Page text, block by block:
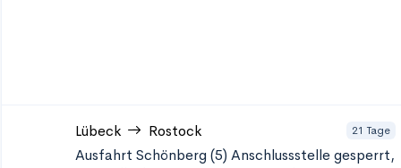
Lübeck Rostock 21 Tage
Ausfahrt Schönberg (5) Anschlussstelle gesperrt,